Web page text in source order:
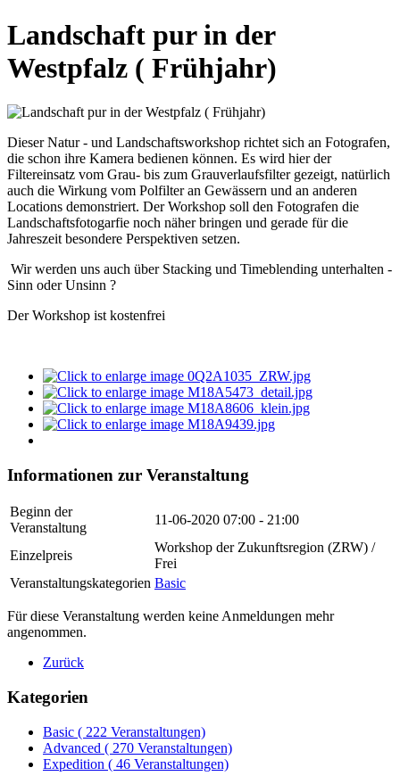
Landschaft pur in der
Westpfalz ( Frühjahr)
Dieser Natur - und Landschaftsworkshop richtet sich an Fotografen,
die schon ihre Kamera bedienen können. Es wird hier der
Filtereinsatz vom Grau- bis zum Grauverlaufsfilter gezeigt, natürlich
auch die Wirkung vom Polfilter an Gewässern und an anderen
Locations demonstriert. Der Workshop soll den Fotografen die
Landschaftsfotogarfie noch näher bringen und gerade für die
Jahreszeit besondere Perspektiven setzen.
Wir werden uns auch über Stacking und Timeblending unterhalten -
Sinn oder Unsinn ?
Der Workshop ist kostenfrei
Informationen zur Veranstaltung
Beginn der
Veranstaltung
11-06-2020 07:00 - 21:00
Einzelpreis
Workshop der Zukunftsregion (ZRW) /
Frei
Veranstaltungskategorien Basic
Für diese Veranstaltung werden keine Anmeldungen mehr
angenommen.
Zurück
Kategorien
Basic ( 222 Veranstaltungen)
Advanced ( 270 Veranstaltungen)
Expedition ( 46 Veranstaltungen)